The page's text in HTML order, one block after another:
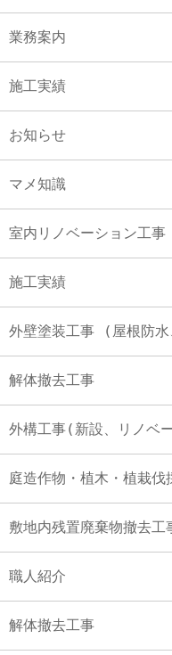
業務案内
施工実績
お知らせ
マメ知識
室内リノベーション工事
施工実績
外壁塗装工事 (屋根防水
解体撤去工事
外構工事(新設、リノベ
庭造作物・植木・植栽伐
敷地内残置廃棄物撤去工
職人紹介
解体撤去工事